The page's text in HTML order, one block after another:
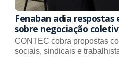
Fenaban adia
sobre negociação
CONTEC cobra propostas
sociais, sindicais e